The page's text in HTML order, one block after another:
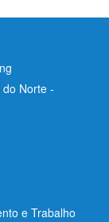
Norte -
e Trabalho